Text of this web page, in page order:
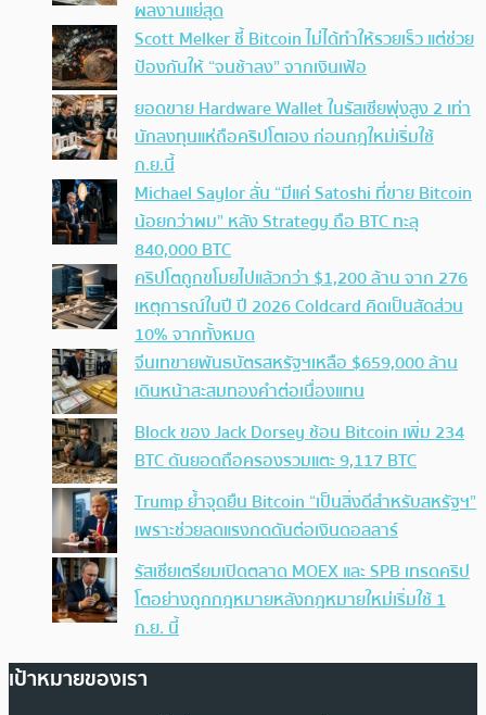
ผลงานแย่สุด
Scott Melker ชี้ Bitcoin ไม่ได้ทำให้รวยเร็ว แต่ช่วย
ป้องกันให้ “จนช้าลง” จากเงินเฟ้อ
ยอดขาย Hardware Wallet ในรัสเซียพุ่งสูง 2 เท่า
นักลงทุนแห่ถือคริปโตเอง ก่อนกฎใหม่เริ่มใช้
ก.ย.นี้
Michael Saylor ลั่น “มีแค่ Satoshi ที่ขาย Bitcoin
น้อยกว่าผม” หลัง Strategy ถือ BTC ทะลุ
840,000 BTC
คริปโตถูกขโมยไปแล้วกว่า $1,200 ล้าน จาก 276
เหตุการณ์ในปี ปี 2026 Coldcard คิดเป็นสัดส่วน
10% จากทั้งหมด
จีนเทขายพันธบัตรสหรัฐฯเหลือ $659,000 ล้าน
เดินหน้าสะสมทองคำต่อเนื่องแทน
Block ของ Jack Dorsey ช้อน Bitcoin เพิ่ม 234
BTC ดันยอดถือครองรวมแตะ 9,117 BTC
Trump ย้ำจุดยืน Bitcoin “เป็นสิ่งดีสำหรับสหรัฐฯ”
เพราะช่วยลดแรงกดดันต่อเงินดอลลาร์
รัสเซียเตรียมเปิดตลาด MOEX และ SPB เทรดคริป
โตอย่างถูกกฎหมายหลังกฎหมายใหม่เริ่มใช้ 1
ก.ย. นี้
เป้าหมายของเรา